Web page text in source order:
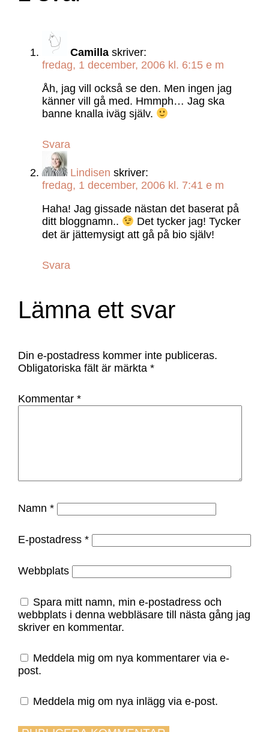
Camilla skriver:
fredag, 1 december, 2006 kl. 6:15 e m
Åh, jag vill också se den. Men ingen jag
känner vill gå med. Hmmph… Jag ska
banne knalla iväg själv.
Svara
Lindisen skriver:
fredag, 1 december, 2006 kl. 7:41 e m
Haha! Jag gissade nästan det baserat på
ditt bloggnamn..
Det tycker jag! Tycker
det är jättemysigt att gå på bio själv!
Svara
Lämna ett svar
Din e-postadress kommer inte publiceras.
Obligatoriska fält är märkta *
Kommentar *
Namn *
E-postadress *
Webbplats
Spara mitt namn, min e-postadress och
webbplats i denna webbläsare till nästa gång jag
skriver en kommentar.
Meddela mig om nya kommentarer via e-
post.
Meddela mig om nya inlägg via e-post.